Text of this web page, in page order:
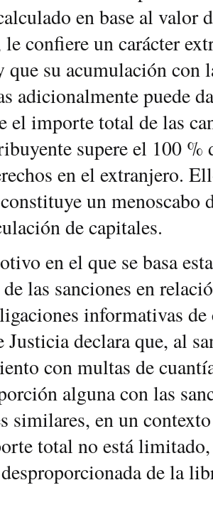
en base al valor
le confiere un carácter
que su acumulación con
adicionalmente puede
el importe total de las
supere el 100 %
en el extranjero.
un menoscabo
de capitales.
en el que se basa
las sanciones en
informativas
declara que, al
con multas de
alguna con las
similares, en un
total no está limitado,
de la